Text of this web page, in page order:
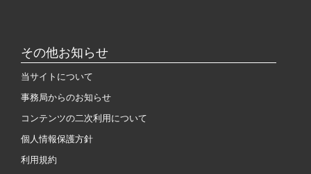
その他お知らせ
当サイトについて
事務局からのお知らせ
コンテンツの二次利用について
個人情報保護方針
利用規約